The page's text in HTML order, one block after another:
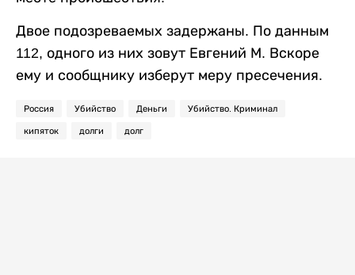
Двое подозреваемых задержаны. По данным
112, одного из них зовут Евгений М. Вскоре
ему и сообщнику изберут меру пресечения.
Россия Убийство Деньги Убийство. Криминал
кипяток долги долг